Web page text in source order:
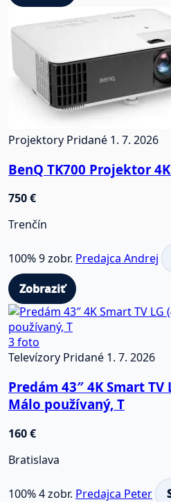
Projektory Pridané 1. 7. 2026
BenQ TK700 Projektor
750 €
Trenčín
100%9 zobr. Predajca Andrej
Zobraziť
3 foto
Televízory Pridané 1. 7. 2026
Predám 43″ 4K Smart TV
Málo používaný, T
160 €
Bratislava
100%4 zobr. Predajca Peter